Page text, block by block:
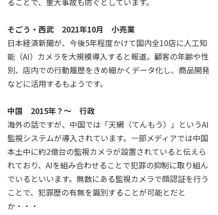
そごう・西武 2021年10月 小売業
日本経済新聞が、今後5年程度かけて国内全10店に人工知
能（AI）カメラを大規模導入すると報道。顧客の年齢や性
別、店内での行動履歴をきめ細かくデータ化し、商品開発
などに活用するもようです。
中国 2015年？～ 行政
海外の話ですが、中国では「天網（てんもう）」というAI
監視システムが導入されています。一部メディアでは中国
本土中に約2億台の監視カメラが設置されていると伝えら
れており、AIを組み合わせることで犯罪の抑制に取り組ん
でいるといいます。無数にある監視カメラで顔認証を行う
ことで、犯罪歴の有無を識別することが可能とだと
か・・・